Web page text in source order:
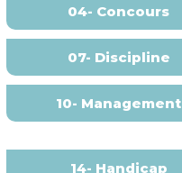
04- Concours
07- Discipline
10- Management
14- Handicap